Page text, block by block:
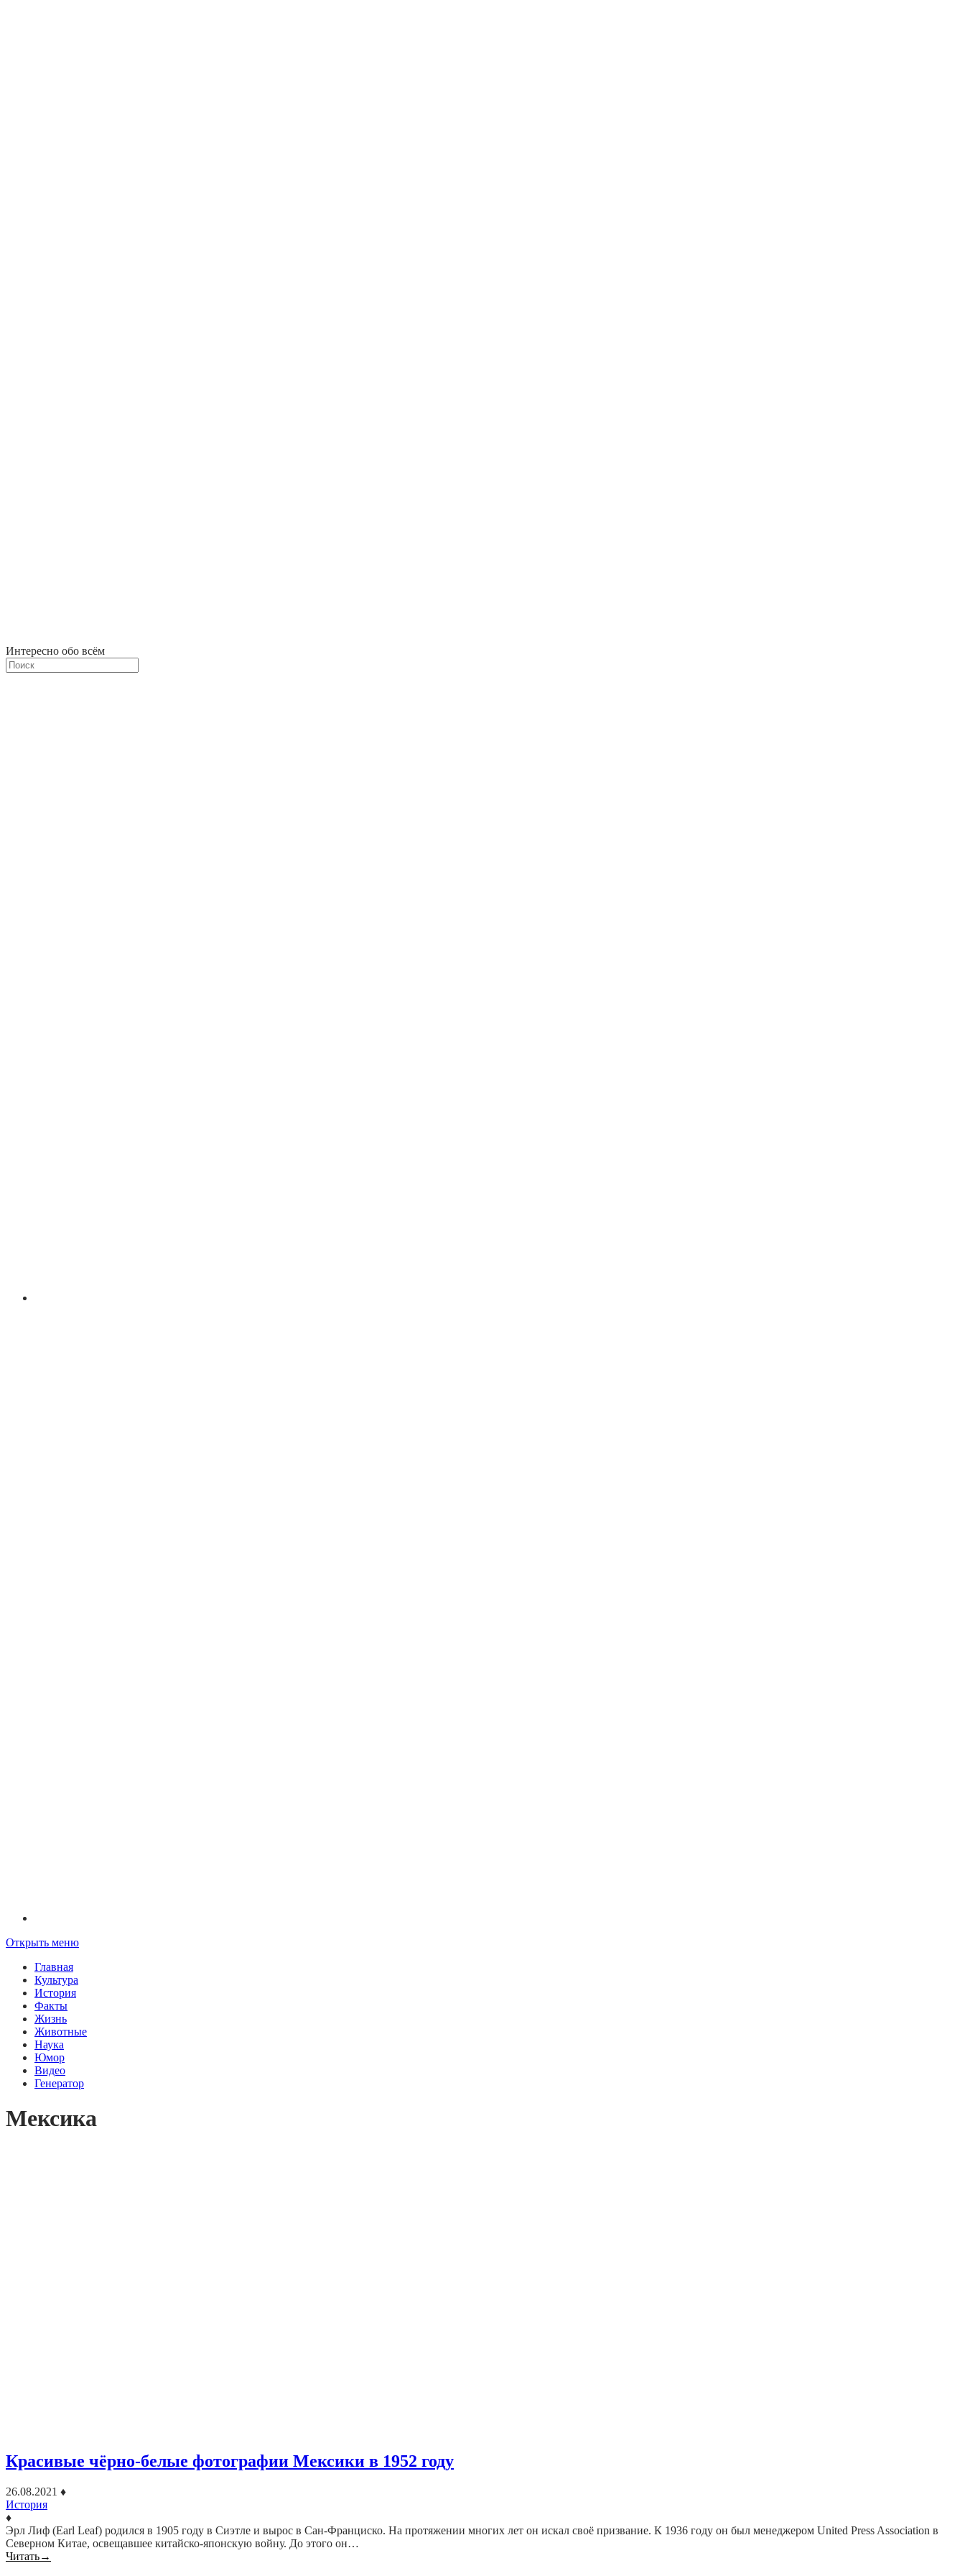
Интересно обо всём
Открыть меню
Главная
Культура
История
Факты
Жизнь
Животные
Наука
Юмор
Видео
Генератор
Мексика
Красивые чёрно-белые фотографии Мексики в 1952 году
26.08.2021 ♦
История
♦
Эрл Лиф (Earl Leaf) родился в 1905 году в Сиэтле и вырос в Сан-Франциско. На протяжении многих лет он искал своё призвание. К 1936 году он был менеджером United Press Association в
Северном Китае, освещавшее китайско-японскую войну. До этого он…
Читать→